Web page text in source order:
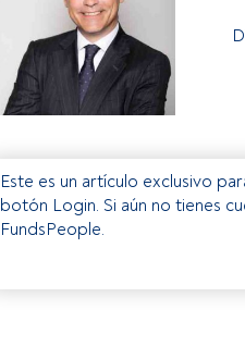
Este es un artículo exclusivo
botón Login. Si aún no tienes
FundsPeople.